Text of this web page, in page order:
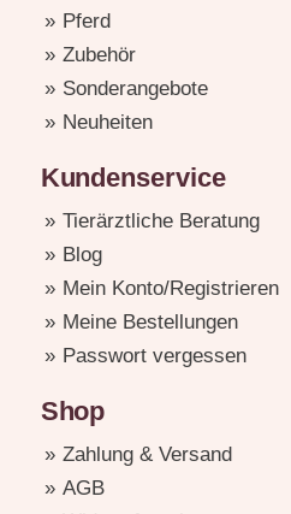
Pferd
Zubehör
Sonderangebote
Neuheiten
Kundenservice
Tierärztliche Beratung
Blog
Mein Konto/Registrieren
Meine Bestellungen
Passwort vergessen
Shop
Zahlung & Versand
AGB